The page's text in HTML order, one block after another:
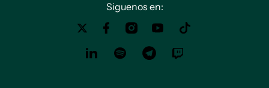
Siguenos en: